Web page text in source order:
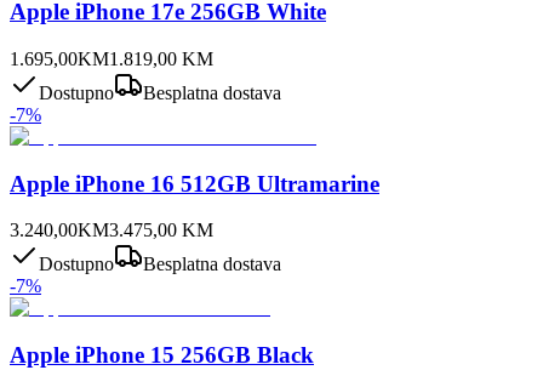
Apple iPhone 17e 256GB White
1.695,00KM1.819,00 KM
Dostupno
Besplatna dostava
-7%
Apple iPhone 16 512GB Ultramarine
3.240,00KM3.475,00 KM
Dostupno
Besplatna dostava
-7%
Apple iPhone 15 256GB Black